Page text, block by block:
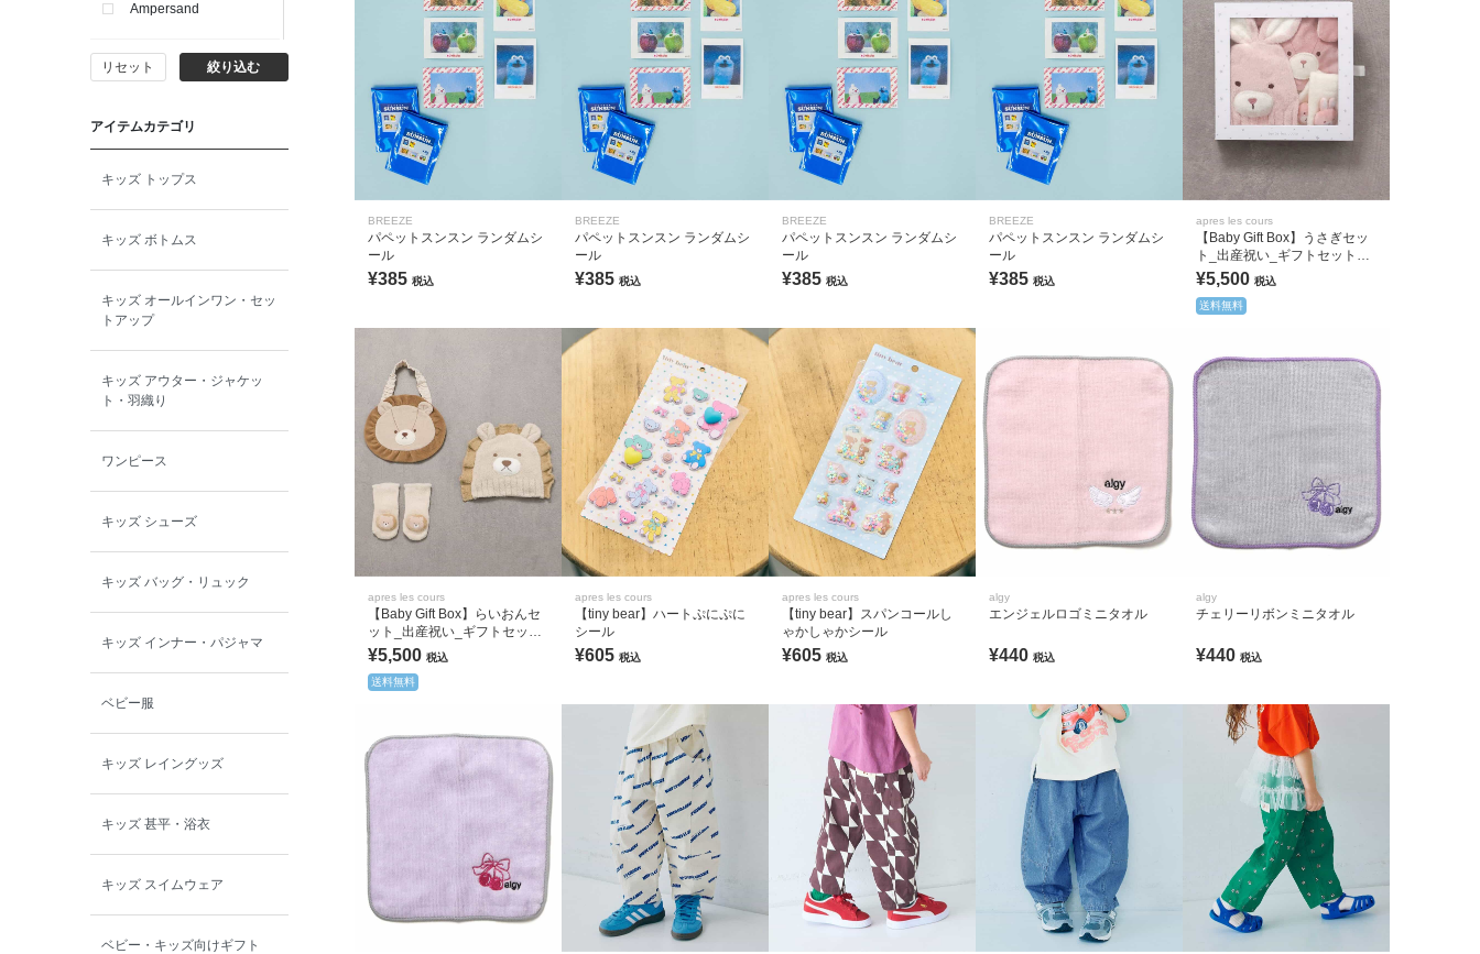
Ampersand
BIT'Z
toitoitoi
BOBOCHOSES
allolun.
ICE RING
リセット 絞り込む
アイテムカテゴリ
キッズ トップス
キッズ ボトムス
キッズ オールインワン・セッ
トアップ
キッズ アウター・ジャケッ
ト・羽織り
ワンピース
キッズ シューズ
キッズ バッグ・リュック
キッズ インナー・パジャマ
ベビー服
キッズ レイングッズ
キッズ 甚平・浴衣
キッズ スイムウェア
ベビー・キッズ向けギフト
BREEZE
パペットスンスン ランダムシ
ール
¥385 税込
BREEZE
パペットスンスン ランダムシ
ール
¥385 税込
BREEZE
パペットスンスン ランダムシ
ール
¥385 税込
BREEZE
パペットスンスン ランダムシ
ール
¥385 税込
apres les cours
【Baby Gift Box】うさぎセッ
ト_出産祝い_ギフトセット_
出産準備_ベビーギフト
¥5,500 税込
送料無料
apres les cours
【Baby Gift Box】らいおんセ
ット_出産祝い_ギフトセット
_出産準備_ベビーギフト
¥5,500 税込
送料無料
apres les cours
【tiny bear】ハートぷにぷに
シール
¥605 税込
apres les cours
【tiny bear】スパンコールし
ゃかしゃかシール
¥605 税込
algy
エンジェルロゴミニタオル
¥440 税込
algy
チェリーリボンミニタオル
¥440 税込